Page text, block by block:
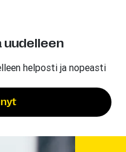
uudelleen
helposti ja nopeasti
nyt